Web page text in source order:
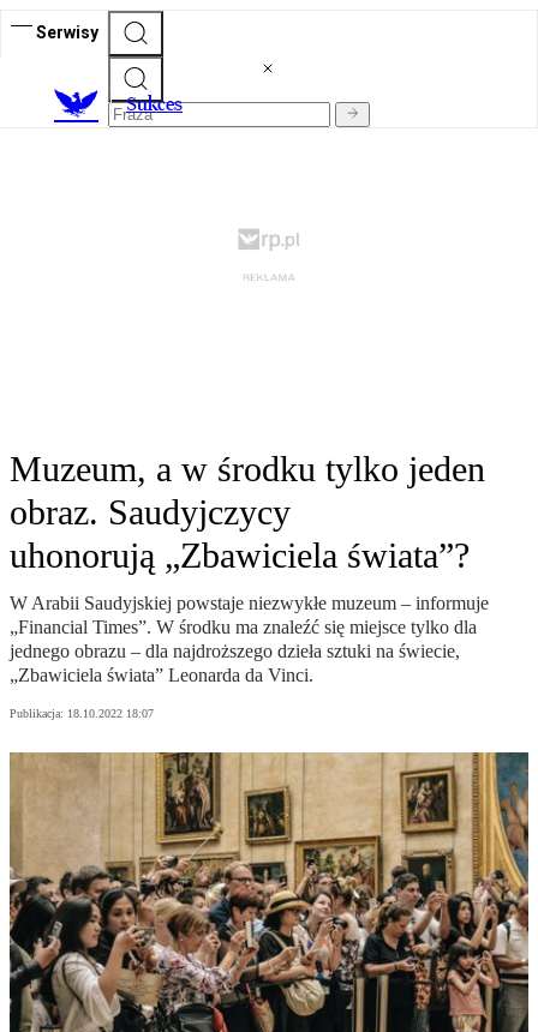
Serwisy
Sukces
Muzeum, a w środku tylko jeden
obraz. Saudyjczycy
uhonorują „Zbawiciela świata”?
W Arabii Saudyjskiej powstaje niezwykłe muzeum – informuje
„Financial Times”. W środku ma znaleźć się miejsce tylko dla
jednego obrazu – dla najdroższego dzieła sztuki na świecie,
„Zbawiciela świata” Leonarda da Vinci.
Publikacja: 18.10.2022 18:07